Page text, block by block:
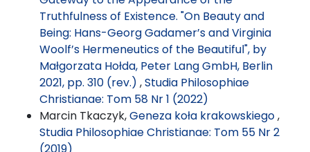
Truthfulness of Existence. "On Beauty and
Being: Hans-Georg Gadamer’s and Virginia
Woolf’s Hermeneutics of the Beautiful", by
Małgorzata Hołda, Peter Lang GmbH, Berlin
2021, pp. 310 (rev.) ,Studia Philosophiae
Christianae: Tom 58 Nr 1 (2022)
Marcin Tkaczyk,Geneza koła krakowskiego,
Studia Philosophiae Christianae: Tom 55 Nr 2